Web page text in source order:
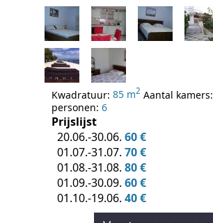
Kwadratuur: 85 m2 Aantal kamers:
personen: 6
Prijslijst
20.06.-30.06. 60 €
01.07.-31.07. 70 €
01.08.-31.08. 80 €
01.09.-30.09. 60 €
01.10.-19.06. 40 €